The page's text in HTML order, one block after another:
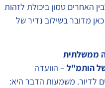
האחרים טמון ביכולת לזהות
מדובר בשילוב נדיר של
ממשלתית
הותמ"ל – הוועדה
לדיור. משמעות הדבר היא: